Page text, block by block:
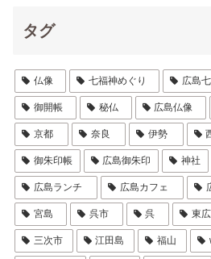
タグ
仏像 七福神めぐり 広島
御開帳 秘仏 広島仏像
京都 奈良 伊勢
御朱印帳 広島御朱印 神社
広島ランチ 広島カフェ
宮島 呉市 呉 東
三次市 江田島 福山